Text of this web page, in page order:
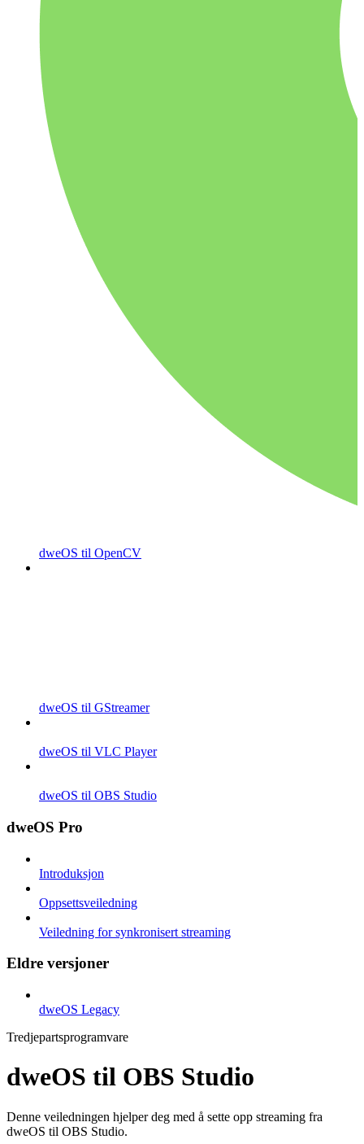
dweOS til OpenCV
dweOS til GStreamer
dweOS til VLC Player
dweOS til OBS Studio
dweOS Pro
Introduksjon
Oppsettsveiledning
Veiledning for synkronisert streaming
Eldre versjoner
dweOS Legacy
Tredjepartsprogramvare
dweOS til OBS Studio
Denne veiledningen hjelper deg med å sette opp streaming fra
dweOS til OBS Studio.